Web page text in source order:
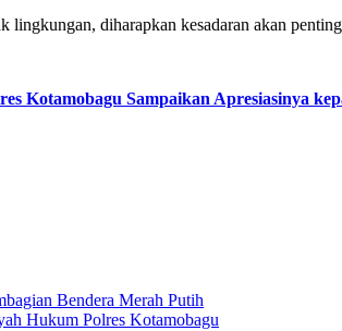
diharapkan kesadaran akan
Kotamobagu Sampaikan Apresiasinya
Bendera Merah Putih
Hukum Polres Kotamobagu